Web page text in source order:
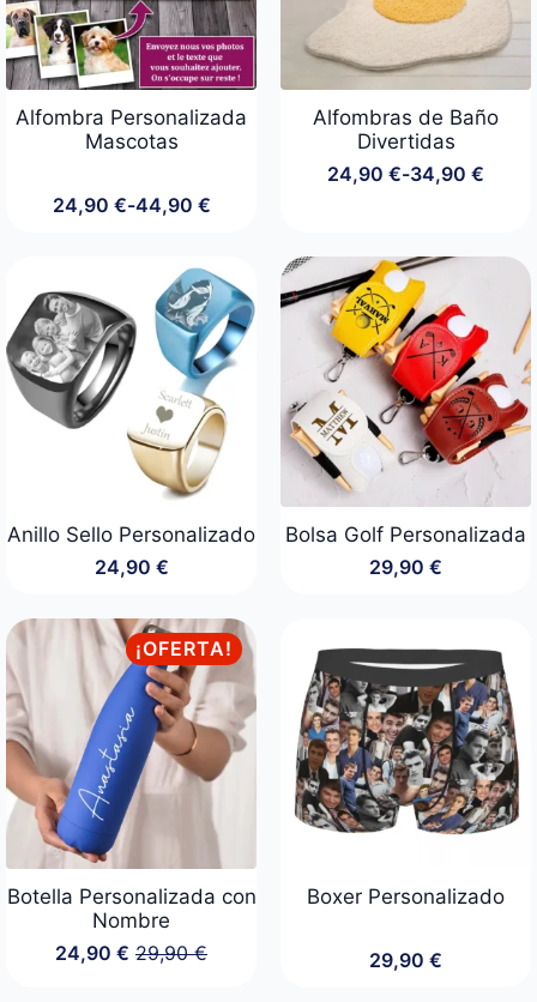
Alfombra Personalizada
Mascotas
24,90 €-44,90 €
Rango
desde
24,90 €
hasta
44,90 €
Alfombras de Baño
Divertidas
24,90 €-34,90 €
Rango
desde
24,90 €
hasta
34,90 €
Anillo Sello Personalizado
24,90 €
Bolsa Golf Personalizada
29,90 €
¡OFERTA!
Botella Personalizada con
Nombre
29,90€
El
24,90€ El
Boxer Personalizado
29,90 €